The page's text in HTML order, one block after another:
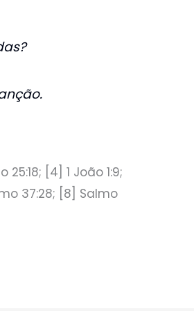
[4] 1 João 1:9;
37:28; [8] Salmo